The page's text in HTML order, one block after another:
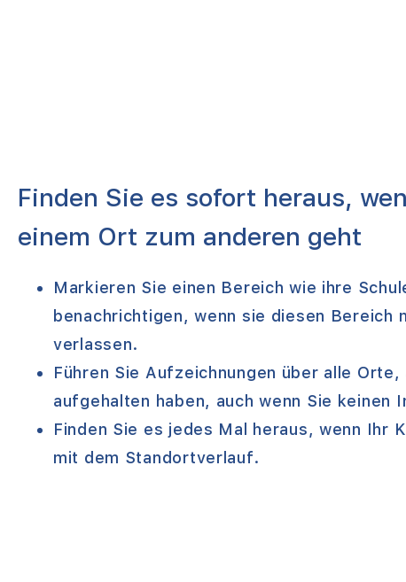
Finden Sie es sofort heraus,
einem Ort zum anderen geht
Markieren Sie einen Bereich wie ihre
benachrichtigen, wenn sie diesen
verlassen.
Führen Sie Aufzeichnungen über alle
aufgehalten haben, auch wenn Sie keinen
Finden Sie es jedes Mal heraus, wenn Ihr
mit dem Standortverlauf.